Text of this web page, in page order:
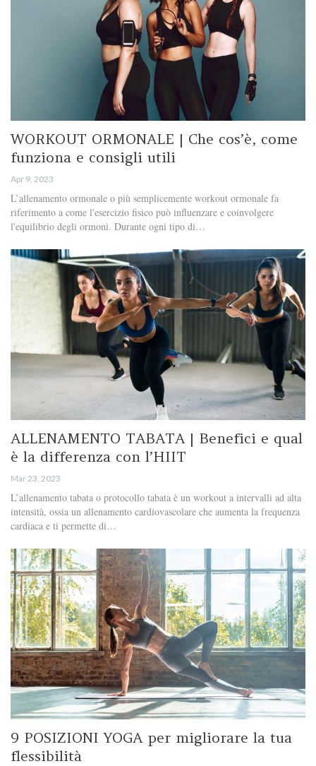
WORKOUT ORMONALE | Che cos’è, come
funziona e consigli utili
Apr 9, 2023
L’allenamento ormonale o più semplicemente workout ormonale fa
riferimento a come l'esercizio fisico può influenzare e coinvolgere
l'equilibrio degli ormoni. Durante ogni tipo di…
ALLENAMENTO TABATA | Benefici e qual
è la differenza con l’HIIT
Mar 23, 2023
L’allenamento tabata o protocollo tabata è un workout a intervalli ad alta
intensità, ossia un allenamento cardiovascolare che aumenta la frequenza
cardiaca e ti permette di…
9 POSIZIONI YOGA per migliorare la tua
flessibilità